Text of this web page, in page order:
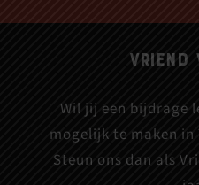
Vriend
Wil jij een bijdrage
mogelijk te maken in
Steun ons dan als